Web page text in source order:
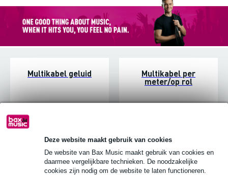
Deze website maakt gebruik van cookies
De website van Bax Music maakt gebruik van cookies en
daarmee vergelijkbare technieken. De noodzakelijke
cookies zijn nodig om de website te laten functioneren.
Multikabel geluid Multikabel per
meter/op rol